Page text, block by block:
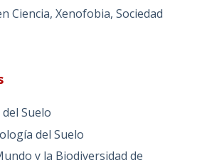
Ciencia, Xenofobia, Sociedad
Suelo
del Suelo
y la Biodiversidad de